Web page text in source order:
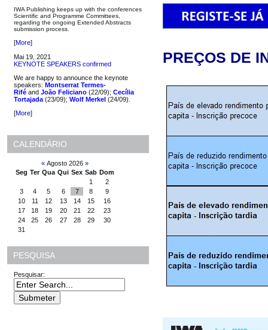
IWA Publishing keeps up with the conferences
Scientific and Programme Committees,
regarding the ongoing Extended Abstracts
submission process.
[More]
Mai 19, 2021
KEYNOTE SPEAKERS confirmed
We are happy to announce the keynote
speakers: Montserrat Termes-
Rifé and João Feliciano (22/09); Cecília
Tortajada (23/09); Wolf Merkel (24/09).
[More]
CALENDÁRIO
« Agosto 2026 »
Seg Ter Qua Qui Sex Sab Dom
1
2
3
4 5 6 7 8
9
10
11 12 13 14 15
16
17
18 19 20 21 22
23
24
25 26 27 28 29
30
31
PESQUISA
Pesquisar:
PREÇOS DE